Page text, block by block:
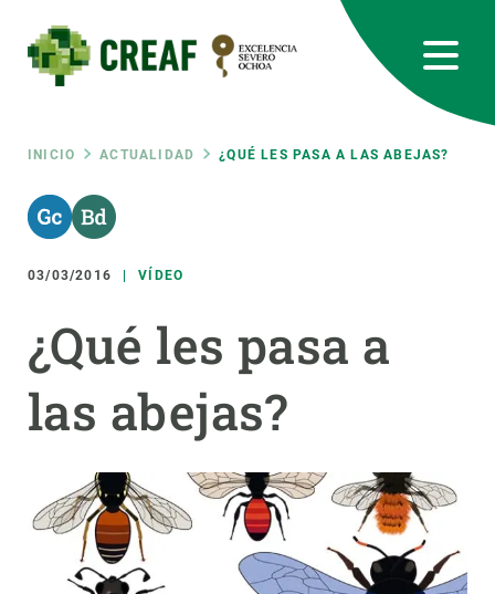
contenido
principal
Ruta
de
navegación
INICIO ACTUALIDAD ¿QUÉ LES PASA A LAS ABEJAS?
03/03/2016 VÍDEO
¿Qué les pasa a
las abejas?
RRSS
Featured
responsive
INTRANET
Responsive
menu
SOBRE NOSOTROS
INVESTIGACIÓN
ÚNETE A NOSOTROS
PARTICIPA